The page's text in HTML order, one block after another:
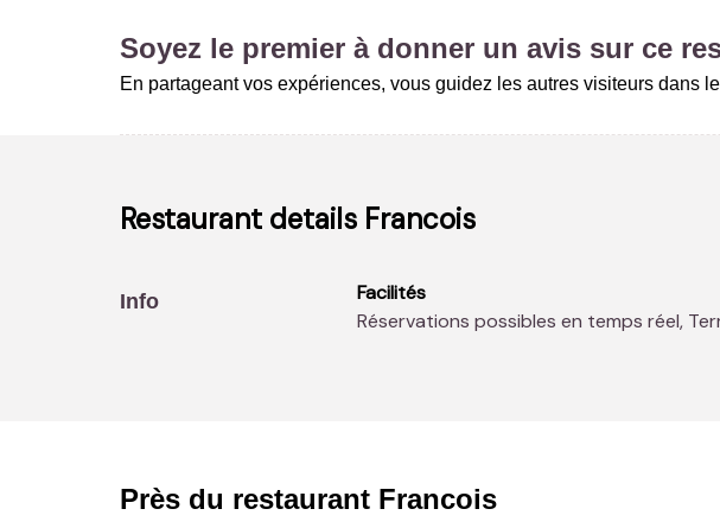
Soyez le premier à donner un avis sur ce
En partageant vos expériences, vous guidez les autres visiteurs dans
Restaurant details Francois
Info
Facilités
Réservations possibles en temps réel,
Près du restaurant Francois